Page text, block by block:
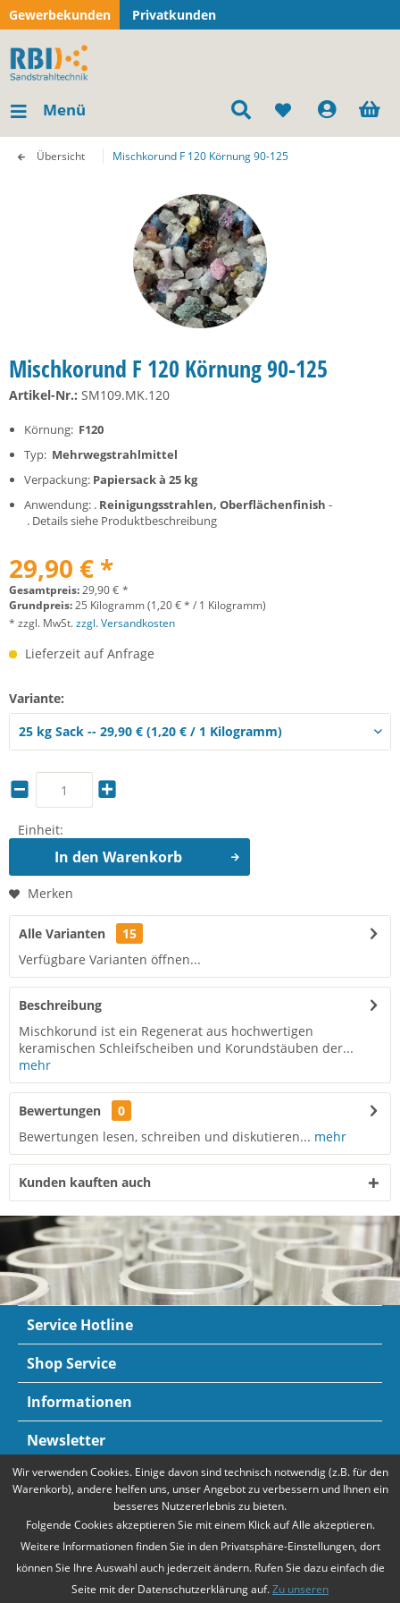
Gewerbekunden Privatkunden
Menü
Übersicht Mischkorund F 120 Körnung 90-125
Mischkorund F 120 Körnung 90-125
Artikel-Nr.: SM109.MK.120
Körnung: F120
Typ: Mehrwegstrahlmittel
Verpackung: Papiersack à 25 kg
Anwendung: . Reinigungsstrahlen, Oberflächenfinish -
. Details siehe Produktbeschreibung
29,90 € *
Gesamtpreis:29,90€ *
Grundpreis:25 Kilogramm (1,20 € * / 1 Kilogramm)
* zzgl. MwSt.zzgl. Versandkosten
Lieferzeit auf Anfrage
Variante:
Einheit:
In den Warenkorb
Merken
Alle Varianten
15
Verfügbare Varianten öffnen...
Beschreibung
Mischkorund ist ein Regenerat aus hochwertigen
keramischen Schleifscheiben und Korundstäuben der...
mehr
Bewertungen
0
Bewertungen lesen, schreiben und diskutieren... mehr
Kunden kauften auch
Service Hotline
Shop Service
Informationen
Newsletter
Zahlungsarten Mehr Informationen
Wir verwenden Cookies. Einige davon sind technisch notwendig (z.B. für den
Warenkorb), andere helfen uns, unser Angebot zu verbessern und Ihnen ein
besseres Nutzererlebnis zu bieten.
Folgende Cookies akzeptieren Sie mit einem Klick auf Alle akzeptieren.
Weitere Informationen finden Sie in den Privatsphäre-Einstellungen, dort
können Sie Ihre Auswahl auch jederzeit ändern. Rufen Sie dazu einfach die
Seite mit der Datenschutzerklärung auf.Zu unseren